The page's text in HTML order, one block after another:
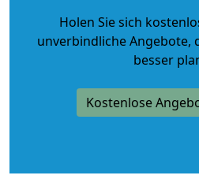
Holen Sie sich
unverbindliche Angebote,
besser
Kostenlose